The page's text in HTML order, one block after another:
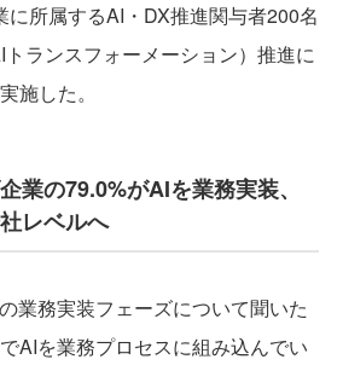
所属するAI・DX推進関与者200名
ランスフォーメーション）推進に
施した。
業の79.0%がAIを業務実装、
レベルへ
業務実装フェーズについて聞いた
AIを業務プロセスに組み込んでい